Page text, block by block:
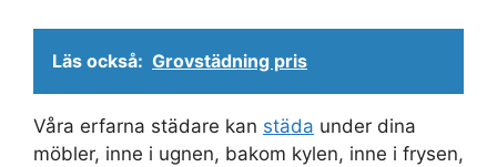
Läs också: Grovstädning pris
Våra erfarna städare kan städa under dina
möbler, inne i ugnen, bakom kylen, inne i frysen,